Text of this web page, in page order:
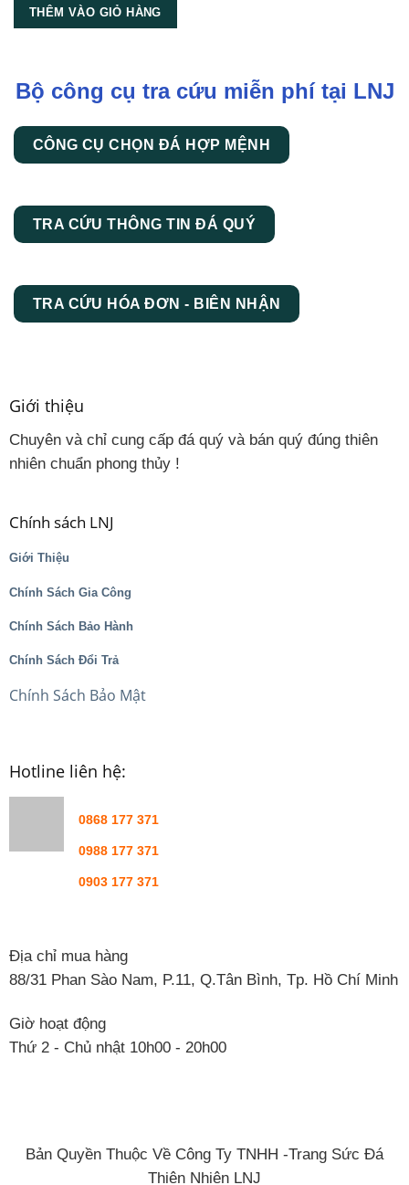
THÊM VÀO GIỎ HÀNG
Bộ công cụ tra cứu miễn phí tại LNJ
CÔNG CỤ CHỌN ĐÁ HỢP MỆNH
TRA CỨU THÔNG TIN ĐÁ QUÝ
TRA CỨU HÓA ĐƠN - BIÊN NHẬN
Giới thiệu
Chuyên và chỉ cung cấp đá quý và bán quý đúng thiên
nhiên chuẩn phong thủy !
Chính sách LNJ
Giới Thiệu
Chính Sách Gia Công
Chính Sách Bảo Hành
Chính Sách Đổi Trả
Chính Sách Bảo Mật
Hotline liên hệ:
0868 177 371
0988 177 371
0903 177 371
Địa chỉ mua hàng
88/31 Phan Sào Nam, P.11, Q.Tân Bình, Tp. Hồ Chí Minh
Giờ hoạt động
Thứ 2 - Chủ nhật 10h00 - 20h00
Bản Quyền Thuộc Về Công Ty TNHH -Trang Sức Đá
Thiên Nhiên LNJ